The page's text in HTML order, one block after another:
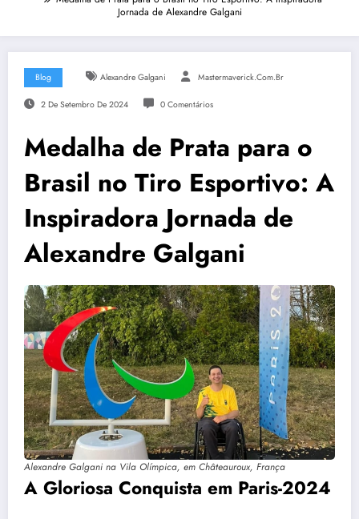
Jornada de Alexandre Galgani
Blog Alexandre Galgani Mastermaverick.com.br
2 De Setembro De 2024 0 Comentários
Medalha de Prata para o
Brasil no Tiro Esportivo: A
Inspiradora Jornada de
Alexandre Galgani
Alexandre Galgani na Vila Olímpica, em Châteauroux, França
A Gloriosa Conquista em Paris-2024